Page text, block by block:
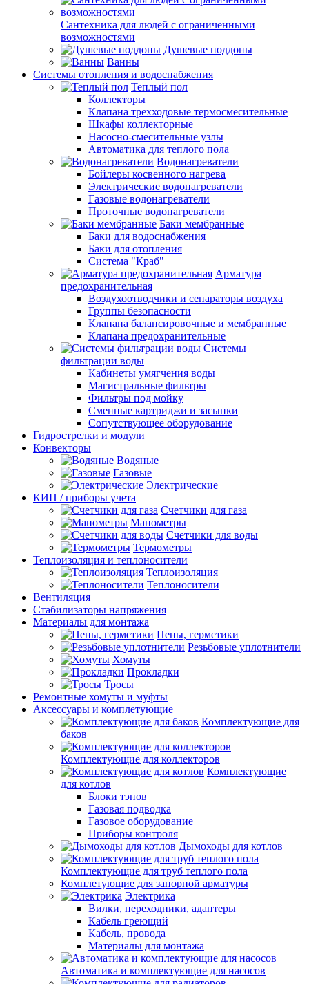
Сантехника для людей с ограниченными
возможностями
Душевые поддоны
Ванны
Системы отопления и водоснабжения
Теплый пол
Коллекторы
Клапана трехходовые термосмесительные
Шкафы коллекторные
Насосно-смесительные узлы
Автоматика для теплого пола
Водонагреватели
Бойлеры косвенного нагрева
Электрические водонагреватели
Газовые водонагреватели
Проточные водонагреватели
Баки мембранные
Баки для водоснабжения
Баки для отопления
Система "Краб"
Арматура
предохранительная
Воздухоотводчики и сепараторы воздуха
Группы безопасности
Клапана балансировочные и мембранные
Клапана предохранительные
Системы
фильтрации воды
Кабинеты умягчения воды
Магистральные фильтры
Фильтры под мойку
Сменные картриджи и засыпки
Сопутствующее оборудование
Гидрострелки и модули
Конвекторы
Водяные
Газовые
Электрические
КИП / приборы учета
Счетчики для газа
Манометры
Счетчики для воды
Термометры
Теплоизоляция и теплоносители
Теплоизоляция
Теплоносители
Вентиляция
Стабилизаторы напряжения
Материалы для монтажа
Пены, герметики
Резьбовые уплотнители
Хомуты
Прокладки
Тросы
Ремонтные хомуты и муфты
Аксессуары и комплетующие
Комплектующие для
баков
Комплектующие для коллекторов
Комплектующие
для котлов
Блоки тэнов
Газовая подводка
Газовое оборудование
Приборы контроля
Дымоходы для котлов
Комплектующие для труб теплого пола
Комплетующие для запорной арматуры
Электрика
Вилки, переходники, адаптеры
Кабель греющий
Кабель, провода
Материалы для монтажа
Автоматика и комплектующие для насосов